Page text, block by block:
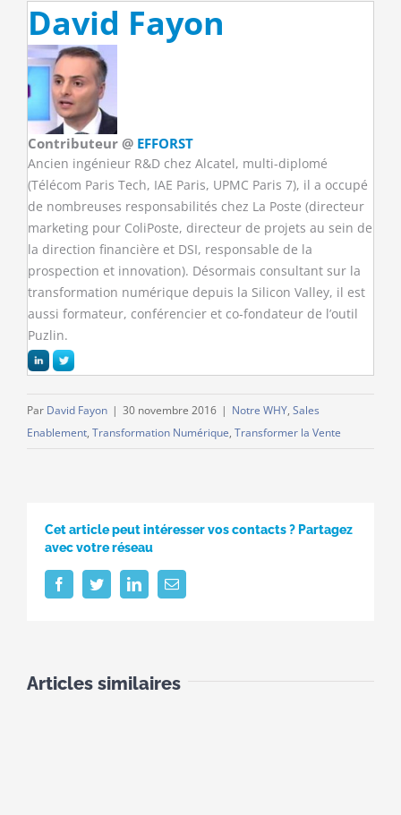
David Fayon
Contributeur @ EFFORST
Ancien ingénieur R&D chez Alcatel, multi-diplomé
(Télécom Paris Tech, IAE Paris, UPMC Paris 7), il a occupé
de nombreuses responsabilités chez La Poste (directeur
marketing pour ColiPoste, directeur de projets au sein de
la direction financière et DSI, responsable de la
prospection et innovation). Désormais consultant sur la
transformation numérique depuis la Silicon Valley, il est
aussi formateur, conférencier et co-fondateur de l’outil
Puzlin.
Par David Fayon | 30 novembre 2016 | Notre WHY, Sales
Enablement, Transformation Numérique, Transformer la Vente
Cet article peut intéresser vos contacts ? Partagez
avec votre réseau
FacebookTwitterLinkedInEmail
Articles similaires